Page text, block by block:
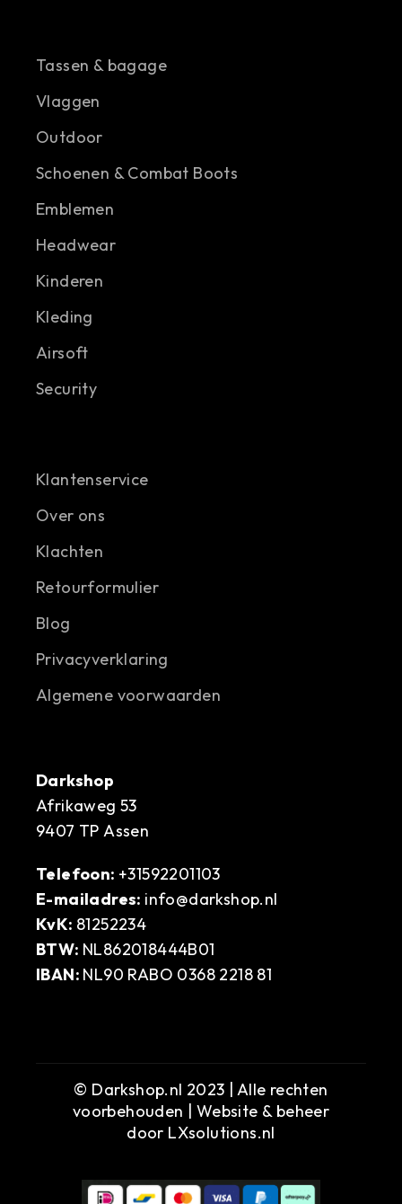
Tassen & bagage
Vlaggen
Outdoor
Schoenen & Combat Boots
Emblemen
Headwear
Kinderen
Kleding
Airsoft
Security
Klantenservice
Over ons
Klachten
Retourformulier
Blog
Privacyverklaring
Algemene voorwaarden
Darkshop
Afrikaweg 53
9407 TP Assen
Telefoon: +31592201103
E-mailadres: info@darkshop.nl
KvK: 81252234
BTW: NL862018444B01
IBAN: NL90 RABO 0368 2218 81
© Darkshop.nl 2023 | Alle rechten
voorbehouden | Website & beheer
door LXsolutions.nl